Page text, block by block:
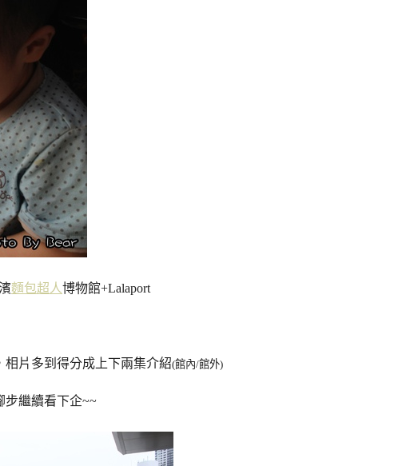
麵包超人博物館+Lalaport
片多到得分成上下兩集介紹(館內/館外)
步繼續看下企~~